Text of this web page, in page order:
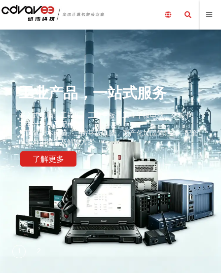
工业产品，一站式服务
嵌入式电脑、工控机、工业主板、工业平板电脑、采集卡、
工业计算机及配件、
加固笔记本电脑、三防平板电脑，国产化加固笔记本，配套
电源外围设备及解决方案
了解更多